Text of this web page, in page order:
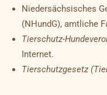
Niedersächsisches
(NHundG), amtliche
Tierschutz-
Internet.
Tierschutzgesetz